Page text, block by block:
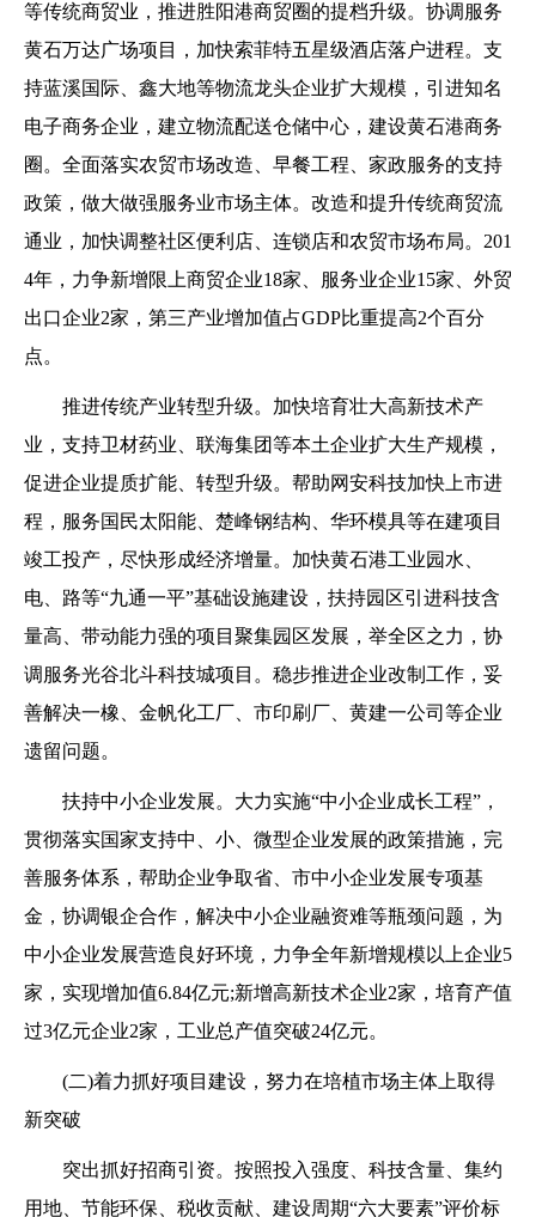
等传统商贸业，推进胜阳港商贸圈的提档升级。协调服务
黄石万达广场项目，加快索菲特五星级酒店落户进程。支
持蓝溪国际、鑫大地等物流龙头企业扩大规模，引进知名
电子商务企业，建立物流配送仓储中心，建设黄石港商务
圈。全面落实农贸市场改造、早餐工程、家政服务的支持
政策，做大做强服务业市场主体。改造和提升传统商贸流
通业，加快调整社区便利店、连锁店和农贸市场布局。201
4年，力争新增限上商贸企业18家、服务业企业15家、外贸
出口企业2家，第三产业增加值占GDP比重提高2个百分
点。
推进传统产业转型升级。加快培育壮大高新技术产
业，支持卫材药业、联海集团等本土企业扩大生产规模，
促进企业提质扩能、转型升级。帮助网安科技加快上市进
程，服务国民太阳能、楚峰钢结构、华环模具等在建项目
竣工投产，尽快形成经济增量。加快黄石港工业园水、
电、路等“九通一平”基础设施建设，扶持园区引进科技含
量高、带动能力强的项目聚集园区发展，举全区之力，协
调服务光谷北斗科技城项目。稳步推进企业改制工作，妥
善解决一橡、金帆化工厂、市印刷厂、黄建一公司等企业
遗留问题。
扶持中小企业发展。大力实施“中小企业成长工程”，
贯彻落实国家支持中、小、微型企业发展的政策措施，完
善服务体系，帮助企业争取省、市中小企业发展专项基
金，协调银企合作，解决中小企业融资难等瓶颈问题，为
中小企业发展营造良好环境，力争全年新增规模以上企业5
家，实现增加值6.84亿元;新增高新技术企业2家，培育产值
过3亿元企业2家，工业总产值突破24亿元。
(二)着力抓好项目建设，努力在培植市场主体上取得
新突破
突出抓好招商引资。按照投入强度、科技含量、集约
用地、节能环保、税收贡献、建设周期“六大要素”评价标